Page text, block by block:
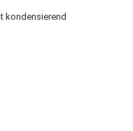
kondensierend